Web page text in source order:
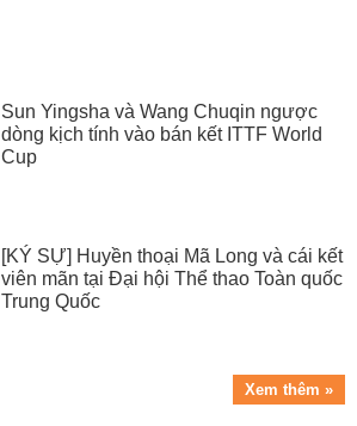
Sun Yingsha và Wang Chuqin ngược
dòng kịch tính vào bán kết ITTF World
Cup
[KÝ SỰ] Huyền thoại Mã Long và cái kết
viên mãn tại Đại hội Thể thao Toàn quốc
Trung Quốc
Xem thêm »